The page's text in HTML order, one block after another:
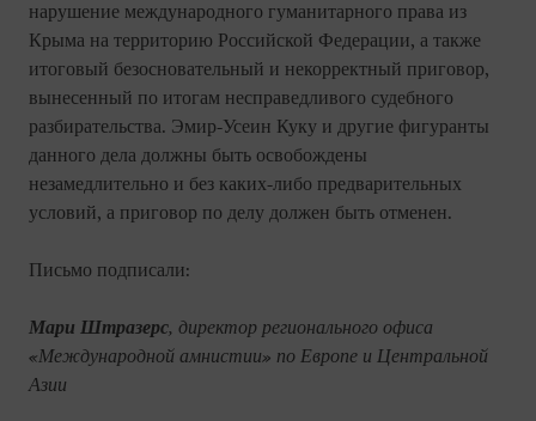
нарушение международного гуманитарного права из
Крыма на территорию Российской Федерации, а также
итоговый безосновательный и некорректный приговор,
вынесенный по итогам несправедливого судебного
разбирательства. Эмир-Усеин Куку и другие фигуранты
данного дела должны быть освобождены
незамедлительно и без каких-либо предварительных
условий, а приговор по делу должен быть отменен.
Письмо подписали:
Мари Штразерс, директор регионального офиса
«Международной амнистии» по Европе и Центральной
Азии